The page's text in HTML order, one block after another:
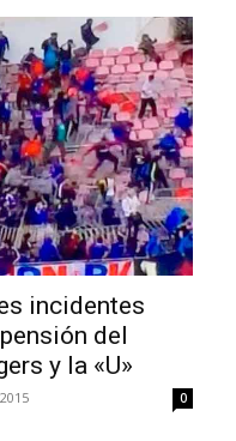
incidentes
del
y la «U»
0